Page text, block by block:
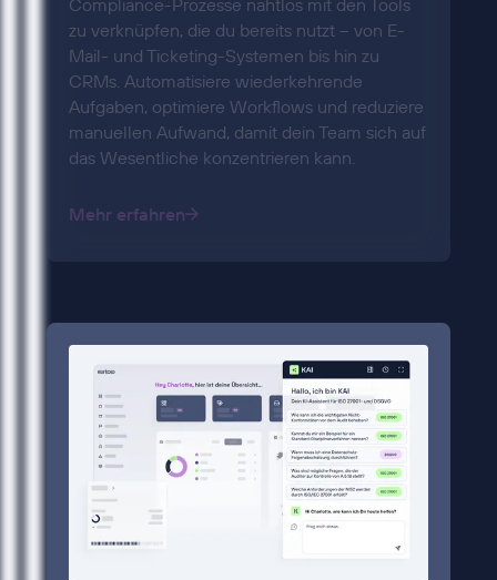
Compliance-Prozesse nahtlos mit den Tools
zu verknüpfen, die du bereits nutzt – von E-
Mail- und Ticketing-Systemen bis hin zu
CRMs. Automatisiere wiederkehrende
Aufgaben, optimiere Workflows und reduziere
manuellen Aufwand, damit dein Team sich auf
das Wesentliche konzentrieren kann.
Mehr erfahren